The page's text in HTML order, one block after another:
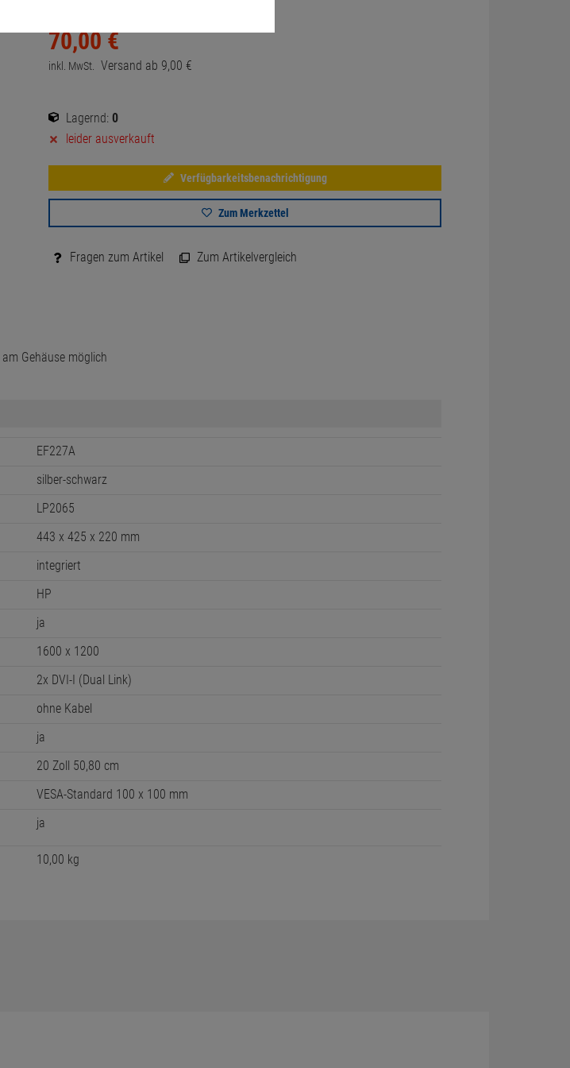
70,00 €
inkl. MwSt. Versand ab 9,00 €
Lagernd: 0
leider ausverkauft
Verfügbarkeitsbenachrichtigung
Zum Merkzettel
Fragen zum Artikel Zum Artikelvergleich
Gehäuse möglich
EF227A
silber-schwarz
LP2065
443 x 425 x 220 mm
integriert
HP
ja
1600 x 1200
2x DVI-I (Dual Link)
ohne Kabel
ja
20 Zoll 50,80 cm
VESA-Standard 100 x 100 mm
ja
10,00 kg